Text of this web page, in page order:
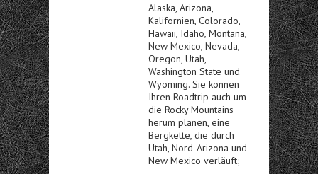
Alaska, Arizona,
Kalifornien, Colorado,
Hawaii, Idaho, Montana,
New Mexico, Nevada,
Oregon, Utah,
Washington State und
Wyoming. Sie können
Ihren Roadtrip auch um
die Rocky Mountains
herum planen, eine
Bergkette, die durch
Utah, Nord-Arizona und
New Mexico verläuft;